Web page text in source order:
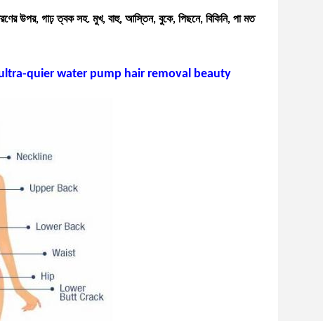
উপর, গাঢ় ত্বক সহ. মুখ, বাহু, আস্তিন, বুকে, পিছনে, বিকিনি, পা মত
quier water pump hair removal beauty